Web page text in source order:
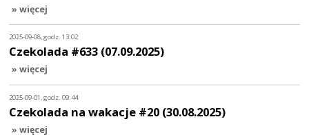
» więcej
2025-09-08, godz. 13:02
Czekolada #633 (07.09.2025)
» więcej
2025-09-01, godz. 09:44
Czekolada na wakacje #20 (30.08.2025)
» więcej